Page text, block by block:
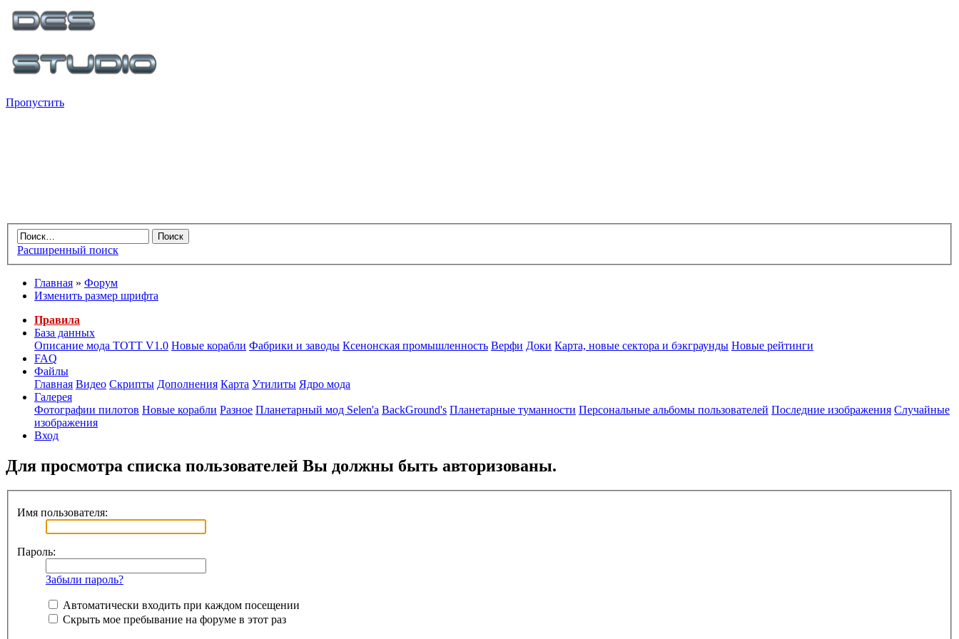
Пропустить
Расширенный поиск
Главная » Форум
Изменить размер шрифта
Правила
База данных
Описание мода ТОТТ V1.0 Новые корабли Фабрики и заводы Ксенонская промышленность Верфи Доки Карта, новые сектора и бэкграунды Новые рейтинги
FAQ
Файлы
Главная Видео Скрипты Дополнения Карта Утилиты Ядро мода
Галерея
Фотографии пилотов Новые корабли Разное Планетарный мод Selen'a BackGround's Планетарные туманности Персональные альбомы пользователей Последние изображения Случайные
изображения
Вход
Для просмотра списка пользователей Вы должны быть авторизованы.
Имя пользователя:
Пароль:
Забыли пароль?
Автоматически входить при каждом посещении
Скрыть мое пребывание на форуме в этот раз